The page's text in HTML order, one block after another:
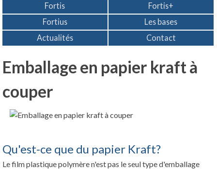
Fortis
Fortis+
Fortius
Les bases
Actualités
Contact
​Emballage en papier kraft à
couper
Qu'est-ce que du papier Kraft?
Le film plastique polymère n'est pas le seul type d'emballage